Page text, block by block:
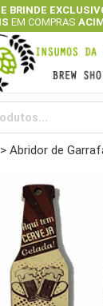
BRINDE
EM COMPRAS
> Abridor de